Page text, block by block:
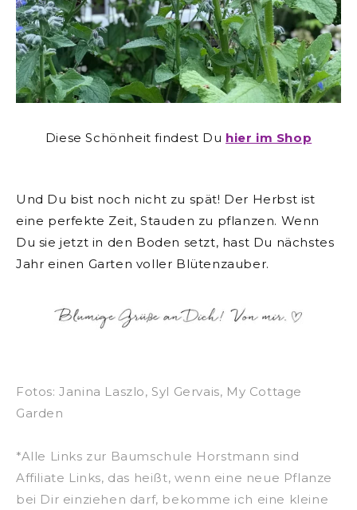
Diese Schönheit findest Du hier im Shop
Und Du bist noch nicht zu spät! Der Herbst ist
eine perfekte Zeit, Stauden zu pflanzen. Wenn
Du sie jetzt in den Boden setzt, hast Du nächstes
Jahr einen Garten voller Blütenzauber.
Fotos: Janina Laszlo, Syl Gervais, My Cottage
Garden
*Alle Links zur Baumschule Horstmann sind
Affiliate Links, das heißt, wenn eine neue Pflanze
bei Dir einziehen darf, bekomme ich eine kleine